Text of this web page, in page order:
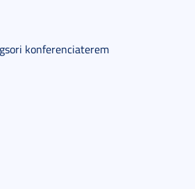
konferenciaterem